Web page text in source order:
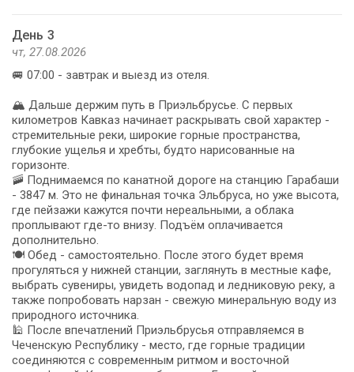
День 3
чт, 27.08.2026
🚐 07:00 - завтрак и выезд из отеля.
🏔️ Дальше держим путь в Приэльбрусье. С первых
километров Кавказ начинает раскрывать свой характер -
стремительные реки, широкие горные пространства,
глубокие ущелья и хребты, будто нарисованные на
горизонте.
🚠 Поднимаемся по канатной дороге на станцию Гарабаши
- 3847 м. Это не финальная точка Эльбруса, но уже высота,
где пейзажи кажутся почти нереальными, а облака
проплывают где-то внизу. Подъём оплачивается
дополнительно.
🍽️ Обед - самостоятельно. После этого будет время
прогуляться у нижней станции, заглянуть в местные кафе,
выбрать сувениры, увидеть водопад и ледниковую реку, а
также попробовать нарзан - свежую минеральную воду из
природного источника.
🕌 После впечатлений Приэльбрусья отправляемся в
Чеченскую Республику - место, где горные традиции
соединяются с современным ритмом и восточной